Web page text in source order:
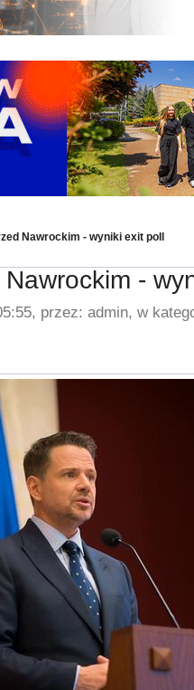
Nawrockim - wyniki exit poll
-
przez: admin, w